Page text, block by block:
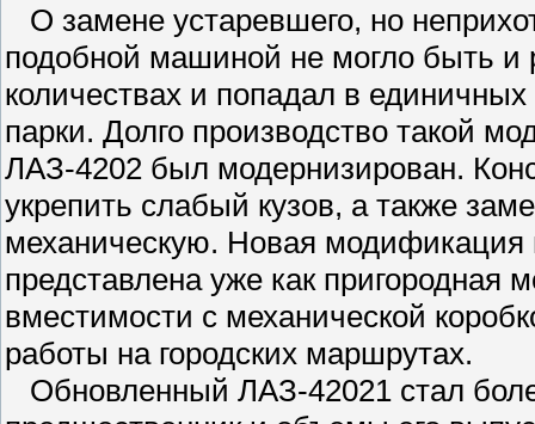
О замене устаревшего, но
подобной машиной не могло быть
количествах и попадал в
парки. Долго производство такой
ЛАЗ-4202 был модернизирован.
укрепить слабый кузов, а также
механическую. Новая
представлена уже как пригородная
вместимости с механической
работы на городских маршрутах.
Обновленный ЛАЗ-42021 стал